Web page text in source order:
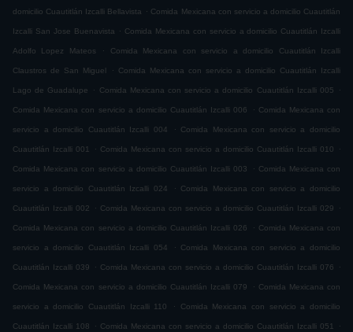
domicilio Cuautitlán Izcalli Bellavista . Comida Mexicana con servicio a domicilio Cuautitlán
Izcalli San Jose Buenavista . Comida Mexicana con servicio a domicilio Cuautitlán Izcalli
Adolfo Lopez Mateos . Comida Mexicana con servicio a domicilio Cuautitlán Izcalli
Claustros de San Miguel . Comida Mexicana con servicio a domicilio Cuautitlán Izcalli
Lago de Guadalupe . Comida Mexicana con servicio a domicilio Cuautitlán Izcalli 005 .
Comida Mexicana con servicio a domicilio Cuautitlán Izcalli 006 . Comida Mexicana con
servicio a domicilio Cuautitlán Izcalli 004 . Comida Mexicana con servicio a domicilio
Cuautitlán Izcalli 001 . Comida Mexicana con servicio a domicilio Cuautitlán Izcalli 010 .
Comida Mexicana con servicio a domicilio Cuautitlán Izcalli 003 . Comida Mexicana con
servicio a domicilio Cuautitlán Izcalli 024 . Comida Mexicana con servicio a domicilio
Cuautitlán Izcalli 002 . Comida Mexicana con servicio a domicilio Cuautitlán Izcalli 029 .
Comida Mexicana con servicio a domicilio Cuautitlán Izcalli 026 . Comida Mexicana con
servicio a domicilio Cuautitlán Izcalli 054 . Comida Mexicana con servicio a domicilio
Cuautitlán Izcalli 039 . Comida Mexicana con servicio a domicilio Cuautitlán Izcalli 076 .
Comida Mexicana con servicio a domicilio Cuautitlán Izcalli 079 . Comida Mexicana con
servicio a domicilio Cuautitlán Izcalli 110 . Comida Mexicana con servicio a domicilio
Cuautitlán Izcalli 108 . Comida Mexicana con servicio a domicilio Cuautitlán Izcalli 051 .